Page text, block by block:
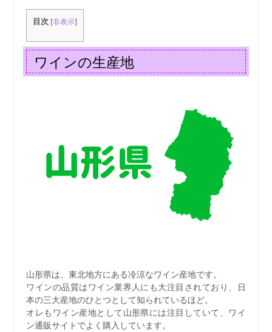
目次 [非表示]
ワインの生産地
山形県は、東北地方にある冷涼なワイン産地です。
ワインの品質はワイン業界人にも大注目されており、日
本の三大産地のひとつとして知られているほど。
オレもワイン産地として山形県には注目していて、ワイ
ン通販サイトでよく購入しています。